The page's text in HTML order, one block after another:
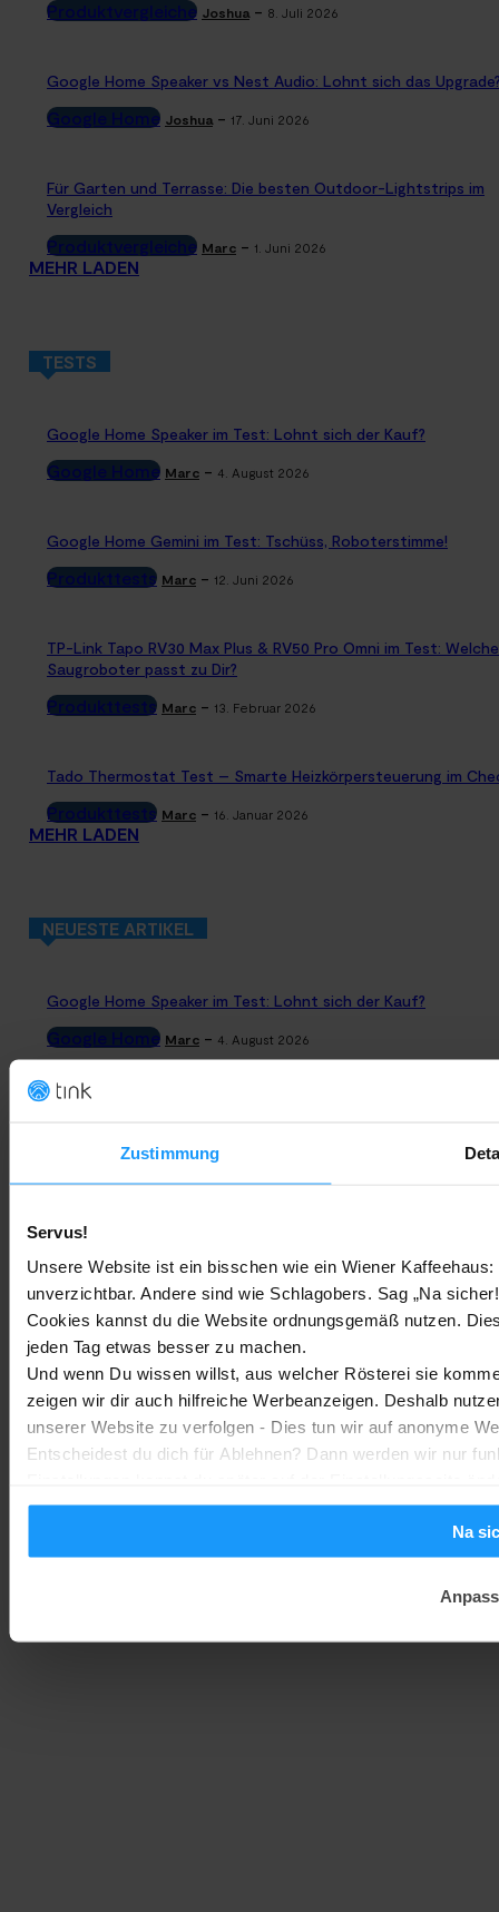
Zustimmung
Servus!
Unsere Website ist ein bisschen wie ein Wiener
unverzichtbar. Andere sind wie Schlagobers. Sag „Na
Cookies kannst du die Website ordnungsgemäß nutzen.
jeden Tag etwas besser zu machen.
Und wenn Du wissen willst, aus welcher Rösterei sie
zeigen wir dir auch hilfreiche Werbeanzeigen. Deshalb
unserer Website zu verfolgen - Dies tun wir auf anonyme
Entscheidest du dich für Ablehnen? Dann werden wir nur
Na
Produktvergleiche Joshua - 8. Juli 2026
Google Home Speaker vs Nest Audio: Lohnt sich das
Google Home Joshua - 17. Juni 2026
Für Garten und Terrasse: Die besten Outdoor-Lightstrips im
Vergleich
Produktvergleiche Marc - 1. Juni 2026
MEHR LADEN
TESTS
Google Home Speaker im Test: Lohnt sich der Kauf?
Google Home Marc - 4. August 2026
Google Home Gemini im Test: Tschüss, Roboterstimme!
Produkttests Marc - 12. Juni 2026
TP-Link Tapo RV30 Max Plus & RV50 Pro Omni im Test:
Saugroboter passt zu Dir?
Produkttests Marc - 13. Februar 2026
Tado Thermostat Test – Smarte Heizkörpersteuerung im
Produkttests Marc - 16. Januar 2026
MEHR LADEN
NEUESTE ARTIKEL
Google Home Speaker im Test: Lohnt sich der Kauf?
Google Home Marc - 4. August 2026
Bestenlisten - 3. August 2026
Sony WH-CH730N geleakt: Alles zu Sonys neuen Budget-
Kopfhörern
Trends & Technologien Marc - 2. August 2026
Homematic IP Kamera: Die neue Kamerafamilie im Überblick
Smarte Sicherheit Marc - 1. August 2026
MEHR LADEN